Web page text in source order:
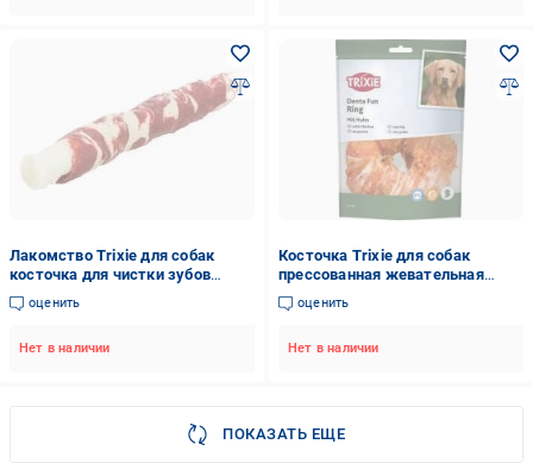
Лакомство Trixie для собак
косточка для чистки зубов
Denta Fun говядина 17 см 140 г 3
шт.
оценить
Нет в наличии
Косточка Trixie для собак
прессованная жевательная
натуральная кожа 10 см 110 г
(31328)
оценить
Нет в наличии
ПОКАЗАТЬ ЕЩЕ